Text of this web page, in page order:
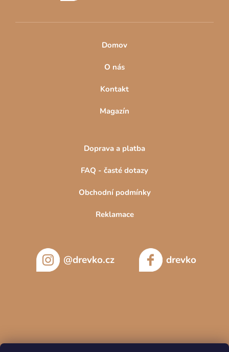
Domov
O nás
Kontakt
Magazín
Doprava a platba
FAQ - časté dotazy
Obchodní podmínky
Reklamace
@drevko.cz drevko